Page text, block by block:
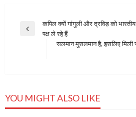
Post
navigation
Previous
कपिल क्यों गांगुली और द्रविड़ को
पक्ष ले रहे हैं
सलमान मुसलमान है, इसलिए मिली
YOU MIGHT ALSO LIKE